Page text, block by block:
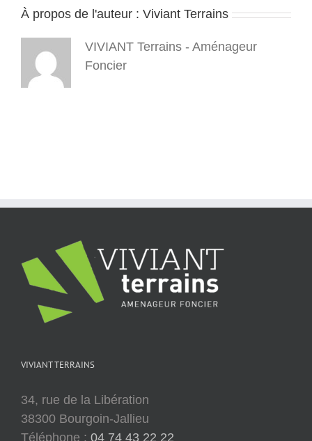
À propos de l'auteur : Viviant Terrains
VIVIANT Terrains - Aménageur
Foncier
VIVIANT TERRAINS
34, rue de la Libération
38300 Bourgoin-Jallieu
Téléphone : 04 74 43 22 22